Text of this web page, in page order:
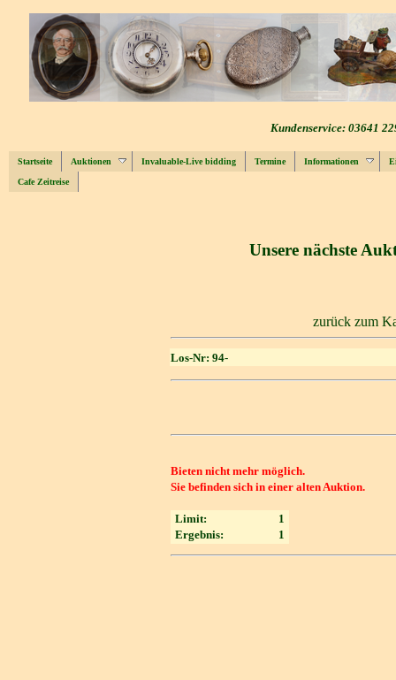
Kundenservice: 03641
Startseite Auktionen Invaluable-Live bidding Termine Informationen
Cafe Zeitreise
Unsere nächste
zurück zum
Los-Nr: 94-
Bieten nicht mehr möglich.
Sie befinden sich in einer alten Auktion.
Limit:
1
Ergebnis:
1